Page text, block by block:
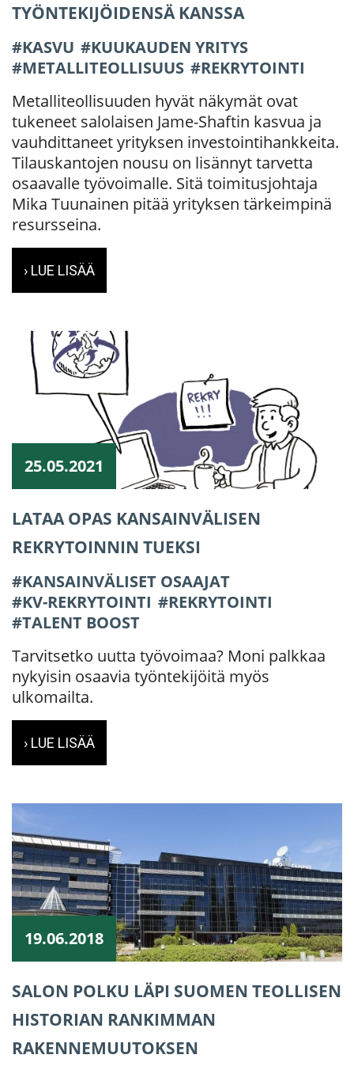
TYÖNTEKIJÖIDENSÄ KANSSA
KASVU
KUUKAUDEN YRITYS
METALLITEOLLISUUS
REKRYTOINTI
Metalliteollisuuden hyvät näkymät ovat
tukeneet salolaisen Jame-Shaftin kasvua ja
vauhdittaneet yrityksen investointihankkeita.
Tilauskantojen nousu on lisännyt tarvetta
osaavalle työvoimalle. Sitä toimitusjohtaja
Mika Tuunainen pitää yrityksen tärkeimpinä
resursseina.
› LUE LISÄÄ
25.05.2021
LATAA OPAS KANSAINVÄLISEN
REKRYTOINNIN TUEKSI
KANSAINVÄLISET OSAAJAT
KV-REKRYTOINTI
REKRYTOINTI
TALENT BOOST
Tarvitsetko uutta työvoimaa? Moni palkkaa
nykyisin osaavia työntekijöitä myös
ulkomailta.
› LUE LISÄÄ
19.06.2018
SALON POLKU LÄPI SUOMEN TEOLLISEN
HISTORIAN RANKIMMAN
RAKENNEMUUTOKSEN